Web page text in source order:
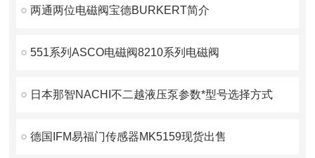
两通两位电磁阀宝德BURKERT简介
551系列ASCO电磁阀8210系列电磁阀
日本那智NACHI不二越液压泵参数*型号选择方式
德国IFM易福门传感器MK5159现货出售